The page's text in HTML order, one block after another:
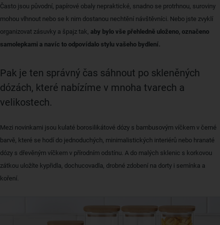
Často jsou původní, papírové obaly nepraktické, snadno se protrhnou, suroviny
mohou vlhnout nebo se k nim dostanou nechtění návštěvníci. Nebo jste zvyklí
organizovat zásuvky a špajz tak, aby bylo vše přehledně uloženo, označeno
samolepkami a navíc to odpovídalo stylu vašeho bydlení.
Pak je ten správný čas sáhnout po skleněných
dózách, které nabízíme v mnoha tvarech a
velikostech.
Mezi novinkami jsou kulaté borosilikátové dózy s bambusovým víčkem v černé
barvě, které se hodí do jednoduchých, minimalistických interiérů nebo hranaté
dózy s dřevěným víčkem v přírodním odstínu. A do malých sklenic s korkovou
zátkou uložíte kypřidla, dochucovadla, drobné zdobení na dorty i semínka a
koření.